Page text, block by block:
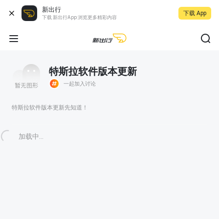
新出行
下载 新出行App 浏览更多精彩内容
下载 App
特斯拉软件版本更新
一起加入讨论
特斯拉软件版本更新先知道！
加载中...